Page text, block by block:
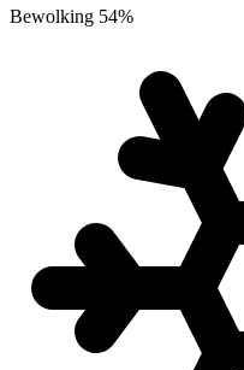
Bewolking 54%